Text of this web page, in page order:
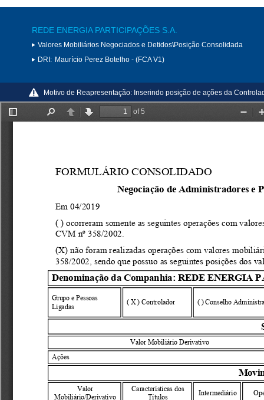
REDE ENERGIA PARTICIPAÇÕES S.A.
Valores Mobiliários Negociados e Detidos\Posição Consolidada
DRI: Maurício Perez Botelho - (FCA V1)
Motivo de Reapresentação: Inserindo posição de ações da